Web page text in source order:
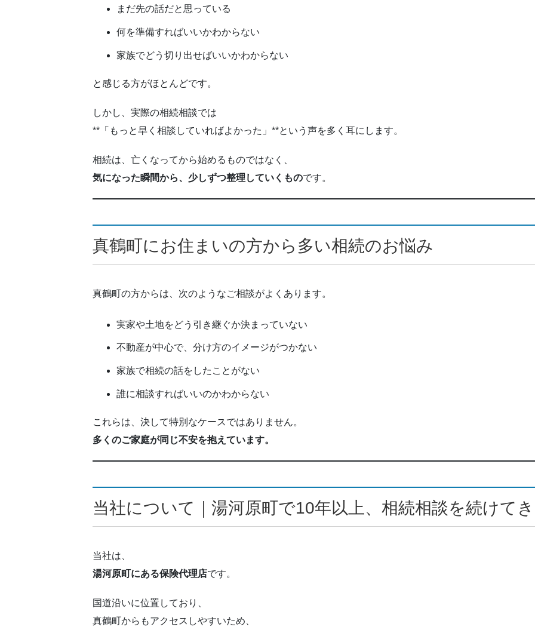
まだ先の話だと思っている
何を準備すればいいかわからない
家族でどう切り出せばいいかわからない
と感じる方がほとんどです。
しかし、実際の相続相談では
**「もっと早く相談していればよかった」**という声を多く耳にします。
相続は、亡くなってから始めるものではなく、
気になった瞬間から、少しずつ整理していくものです。
真鶴町にお住まいの方から多い相続のお悩み
真鶴町の方からは、次のようなご相談がよくあります。
実家や土地をどう引き継ぐか決まっていない
不動産が中心で、分け方のイメージがつかない
家族で相続の話をしたことがない
誰に相談すればいいのかわからない
これらは、決して特別なケースではありません。
多くのご家庭が同じ不安を抱えています。
当社について｜湯河原町で10年以上、相続相談を続けて
当社は、
湯河原町にある保険代理店です。
国道沿いに位置しており、
真鶴町からもアクセスしやすいため、